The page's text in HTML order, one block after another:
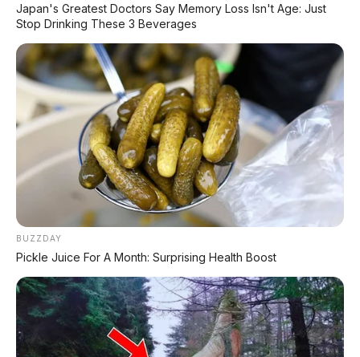
PROMO TERBATAS!
Voucher Belanja Rp 100.000
*Klik untuk klaim di marketplace pilihanmu
AMBIL >
REKOMENDASI UNTUK ANDA
⚡ MG 07: Sedan Fastback Listrik 845 Km
dengan Harga Mulai Rp322 Juta
⚡ Maextro V800: MPV Ultra-Mewah
EREV 531 HP Penantang Toyota Alphard
Japan's Greatest Doctors Say Memory Loss Isn't Age: Just
Stop Drinking These 3 Beverages
BUZZDAY
Pickle Juice For A Month: Surprising Health Boost